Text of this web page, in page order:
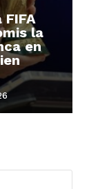
FIFA
la
en